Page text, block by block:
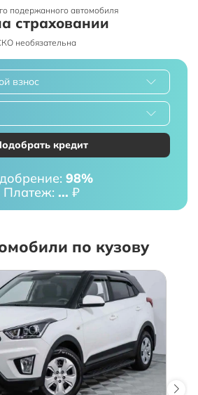
подержанного автомобиля
страховании
необязательна
взнос
кредит
98%
Платеж: ... ₽
по кузову